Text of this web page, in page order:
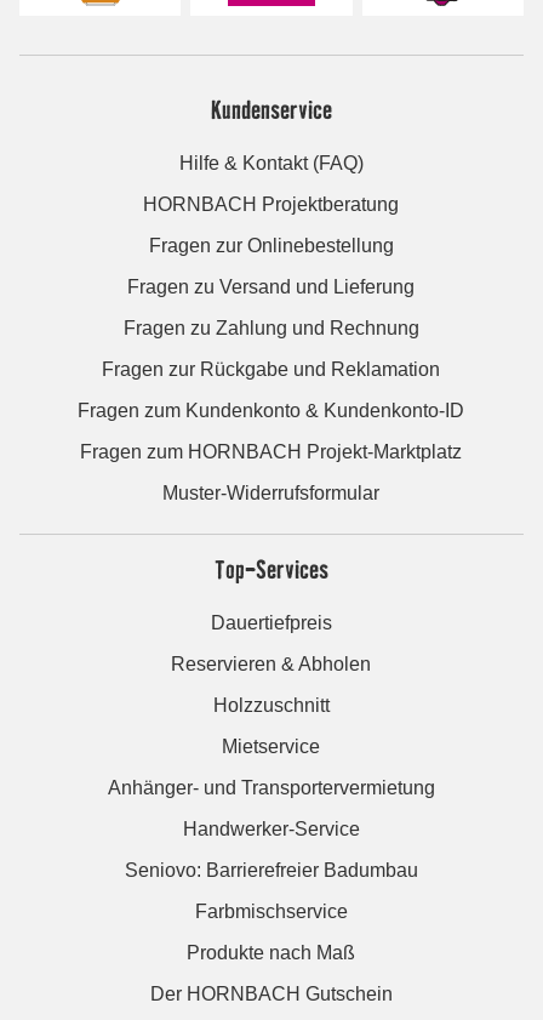
Kundenservice
Hilfe & Kontakt (FAQ)
HORNBACH Projektberatung
Fragen zur Onlinebestellung
Fragen zu Versand und Lieferung
Fragen zu Zahlung und Rechnung
Fragen zur Rückgabe und Reklamation
Fragen zum Kundenkonto & Kundenkonto-ID
Fragen zum HORNBACH Projekt-Marktplatz
Muster-Widerrufsformular
Top-Services
Dauertiefpreis
Reservieren & Abholen
Holzzuschnitt
Mietservice
Anhänger- und Transportervermietung
Handwerker-Service
Seniovo: Barrierefreier Badumbau
Farbmischservice
Produkte nach Maß
Der HORNBACH Gutschein